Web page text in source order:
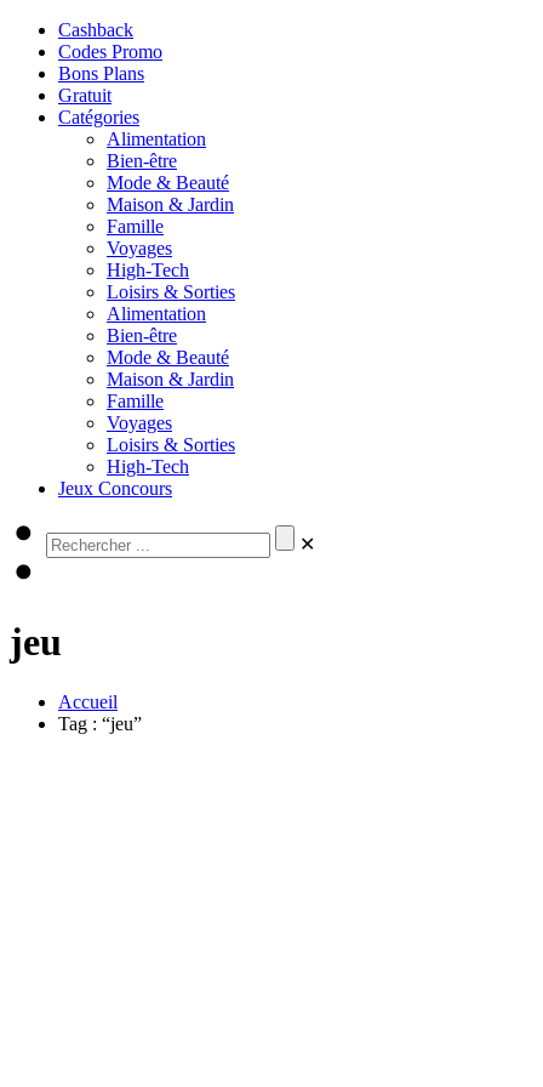
Cashback
Codes Promo
Bons Plans
Gratuit
Catégories
Alimentation
Bien-être
Mode & Beauté
Maison & Jardin
Famille
Voyages
High-Tech
Loisirs & Sorties
Alimentation
Bien-être
Mode & Beauté
Maison & Jardin
Famille
Voyages
Loisirs & Sorties
High-Tech
Jeux Concours
✕
jeu
Accueil
Tag : “jeu”